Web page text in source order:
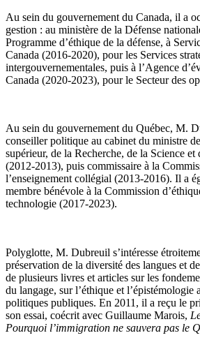
Au sein du gouvernement du Canada, il a
gestion : au ministère de la Défense
Programme d’éthique de la défense, à
Canada (2016-2020), pour les Services
intergouvernementales, puis à l’Agence
Canada (2020-2023), pour le Secteur des
Au sein du gouvernement du Québec, M.
conseiller politique au cabinet du ministre
supérieur, de la Recherche, de la Science
(2012-2013), puis commissaire à la
l’enseignement collégial (2013-2016). Il a
membre bénévole à la Commission
technologie (2017-2023).
Polyglotte, M. Dubreuil s’intéresse
préservation de la diversité des langues et
de plusieurs livres et articles sur les
du langage, sur l’éthique et l’épistémologie
politiques publiques. En 2011, il a reçu le
son essai, coécrit avec Guillaume Marois,
Pourquoi l’immigration ne sauvera pas le